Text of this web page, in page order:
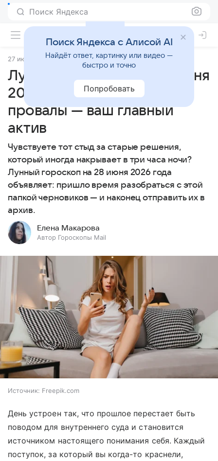
Поиск Яндекса
27 июня 2026 Источник:Гороскопы Mail Статьи
Лунный гороскоп на 28 июня
2026 года: ваши прошлые
провалы — ваш главный
актив
Чувствуете тот стыд за старые решения,
который иногда накрывает в три часа ночи?
Лунный гороскоп на 28 июня 2026 года
объявляет: пришло время разобраться с этой
папкой черновиков — и наконец отправить их в
архив.
Елена Макарова
Автор Гороскопы Mail
Источник: Freepik.com
День устроен так, что прошлое перестает быть
поводом для внутреннего суда и становится
источником настоящего понимания себя. Каждый
поступок, за который вы когда-то краснели,
Поиск Яндекса с Алисой AI
Найдёт ответ, картинку или видео —
быстро и точно
Попробовать